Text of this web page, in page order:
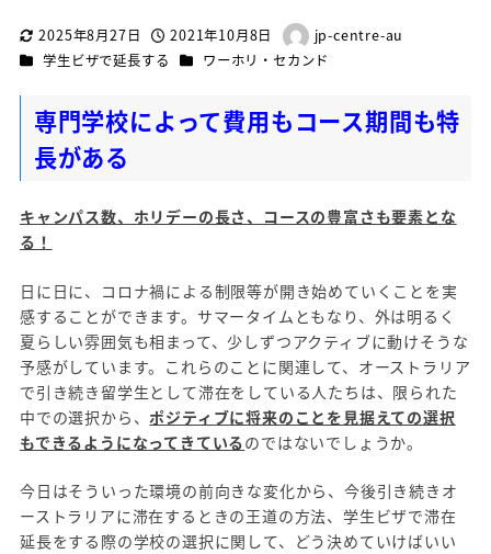
更新日2025年8月27日 投稿日2021年10月8日
著
者
jp-centre-au
カテゴリー
学生ビザで延長する カテゴリー
ワーホリ・セカンド
専門学校によって費用もコース期間も特
長がある
キャンパス数、ホリデーの長さ、コースの豊富さも要素とな
る！
日に日に、コロナ禍による制限等が開き始めていくことを実
感することができます。サマータイムともなり、外は明るく
夏らしい雰囲気も相まって、少しずつアクティブに動けそうな
予感がしています。これらのことに関連して、オーストラリア
で引き続き留学生として滞在をしている人たちは、限られた
中での選択から、ポジティブに将来のことを見据えての選択
もできるようになってきているのではないでしょうか。
今日はそういった環境の前向きな変化から、今後引き続きオ
ーストラリアに滞在するときの王道の方法、学生ビザで滞在
延長をする際の学校の選択に関して、どう決めていけばいい